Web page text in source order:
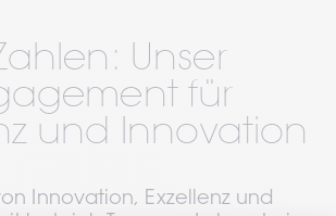
Unser
für
und Innovation
Innovation, Exzellenz und